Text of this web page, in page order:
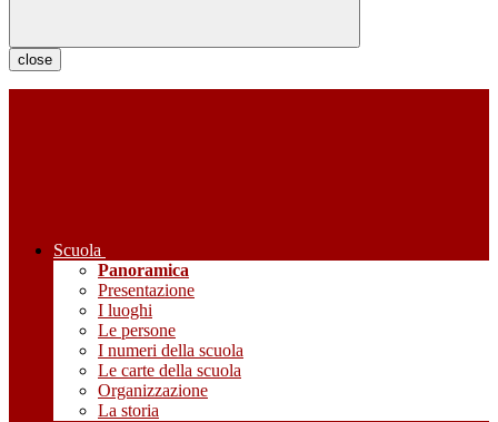
close
Scuola
Panoramica
Presentazione
I luoghi
Le persone
I numeri della scuola
Le carte della scuola
Organizzazione
La storia